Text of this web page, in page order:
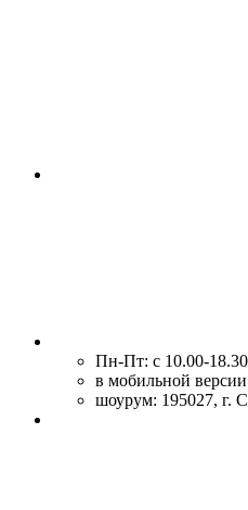
Пн-Пт: с 10.00-
в мобильной
шоурум: 195027, г.